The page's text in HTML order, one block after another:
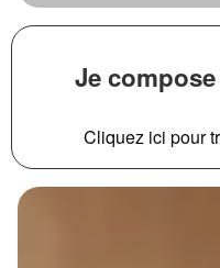
Je
Cliquez ici pour